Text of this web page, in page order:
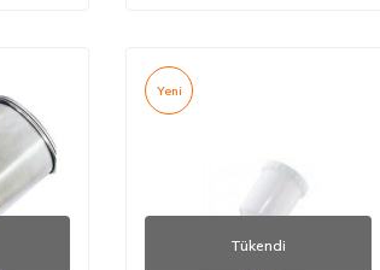
Yeni
Tükendi